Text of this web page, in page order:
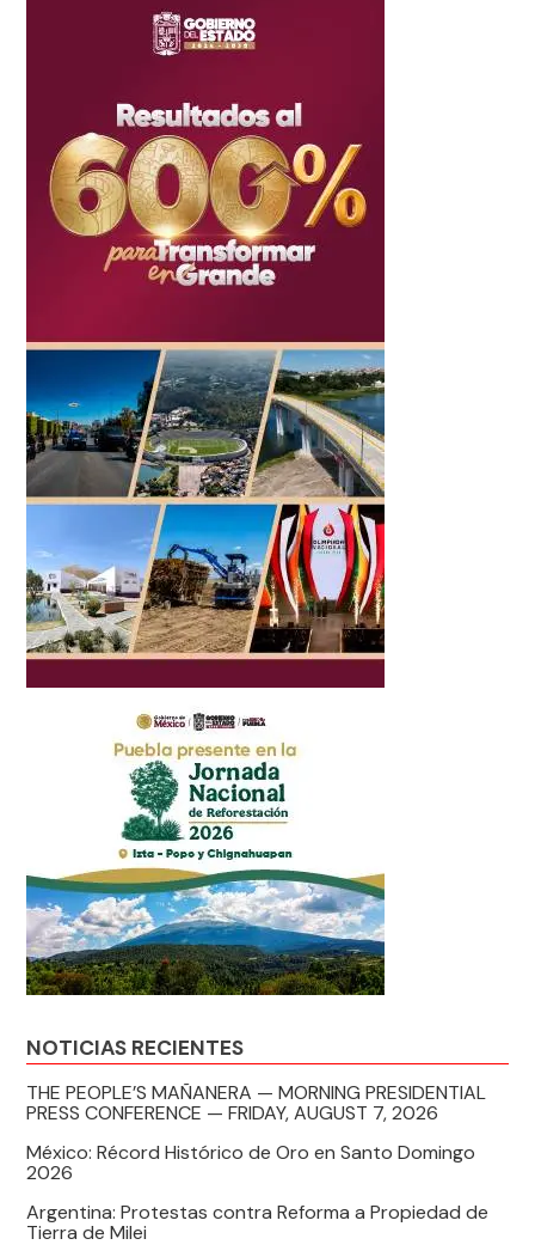
NOTICIAS RECIENTES
THE PEOPLE’S MAÑANERA — MORNING PRESIDENTIAL
PRESS CONFERENCE — FRIDAY, AUGUST 7, 2026
México: Récord Histórico de Oro en Santo Domingo
2026
Argentina: Protestas contra Reforma a Propiedad de
Tierra de Milei